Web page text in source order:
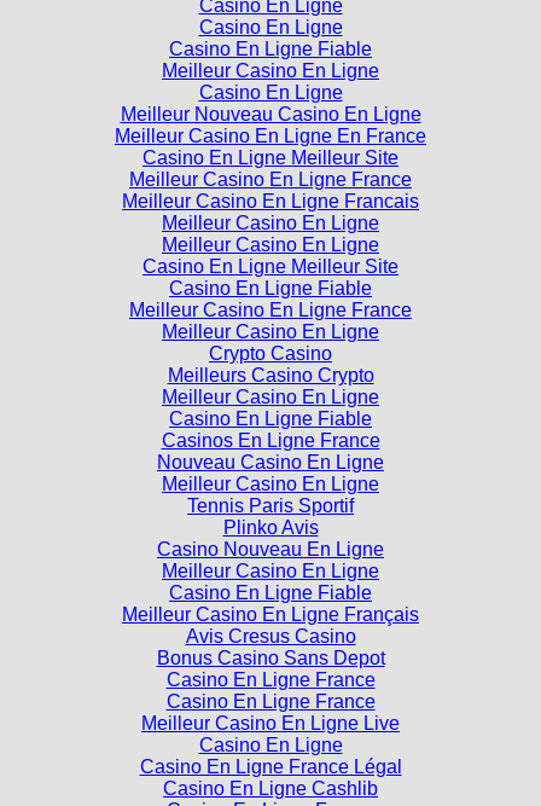
Casino En Ligne
Casino En Ligne
Casino En Ligne Fiable
Meilleur Casino En Ligne
Casino En Ligne
Meilleur Nouveau Casino En Ligne
Meilleur Casino En Ligne En France
Casino En Ligne Meilleur Site
Meilleur Casino En Ligne France
Meilleur Casino En Ligne Francais
Meilleur Casino En Ligne
Meilleur Casino En Ligne
Casino En Ligne Meilleur Site
Casino En Ligne Fiable
Meilleur Casino En Ligne France
Meilleur Casino En Ligne
Crypto Casino
Meilleurs Casino Crypto
Meilleur Casino En Ligne
Casino En Ligne Fiable
Casinos En Ligne France
Nouveau Casino En Ligne
Meilleur Casino En Ligne
Tennis Paris Sportif
Plinko Avis
Casino Nouveau En Ligne
Meilleur Casino En Ligne
Casino En Ligne Fiable
Meilleur Casino En Ligne Français
Avis Cresus Casino
Bonus Casino Sans Depot
Casino En Ligne France
Casino En Ligne France
Meilleur Casino En Ligne Live
Casino En Ligne
Casino En Ligne France Légal
Casino En Ligne Cashlib